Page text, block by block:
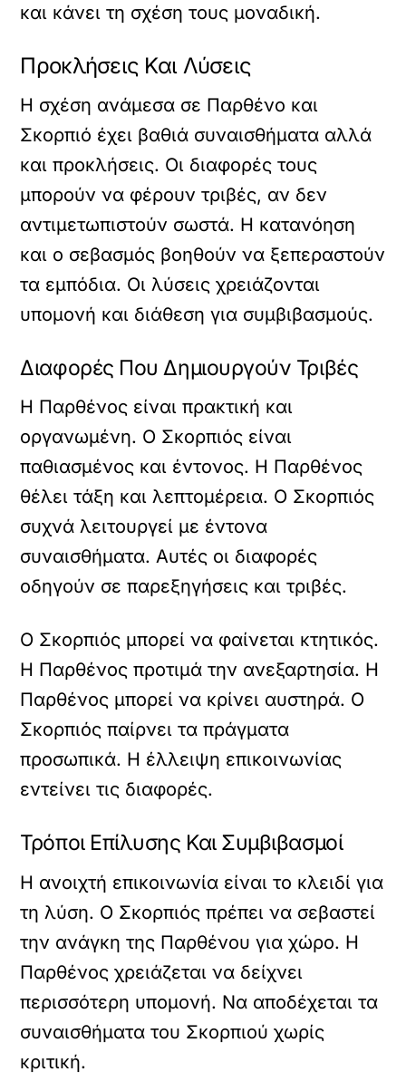
και κάνει τη σχέση τους μοναδική.
Προκλήσεις Και Λύσεις
Η σχέση ανάμεσα σε Παρθένο και
Σκορπιό έχει βαθιά συναισθήματα αλλά
και προκλήσεις. Οι διαφορές τους
μπορούν να φέρουν τριβές, αν δεν
αντιμετωπιστούν σωστά. Η κατανόηση
και ο σεβασμός βοηθούν να ξεπεραστούν
τα εμπόδια. Οι λύσεις χρειάζονται
υπομονή και διάθεση για συμβιβασμούς.
Διαφορές Που Δημιουργούν Τριβές
Η Παρθένος είναι πρακτική και
οργανωμένη. Ο Σκορπιός είναι
παθιασμένος και έντονος. Η Παρθένος
θέλει τάξη και λεπτομέρεια. Ο Σκορπιός
συχνά λειτουργεί με έντονα
συναισθήματα. Αυτές οι διαφορές
οδηγούν σε παρεξηγήσεις και τριβές.
Ο Σκορπιός μπορεί να φαίνεται κτητικός.
Η Παρθένος προτιμά την ανεξαρτησία. Η
Παρθένος μπορεί να κρίνει αυστηρά. Ο
Σκορπιός παίρνει τα πράγματα
προσωπικά. Η έλλειψη επικοινωνίας
εντείνει τις διαφορές.
Τρόποι Επίλυσης Και Συμβιβασμοί
Η ανοιχτή επικοινωνία είναι το κλειδί για
τη λύση. Ο Σκορπιός πρέπει να σεβαστεί
την ανάγκη της Παρθένου για χώρο. Η
Παρθένος χρειάζεται να δείχνει
περισσότερη υπομονή. Να αποδέχεται τα
συναισθήματα του Σκορπιού χωρίς
κριτική.